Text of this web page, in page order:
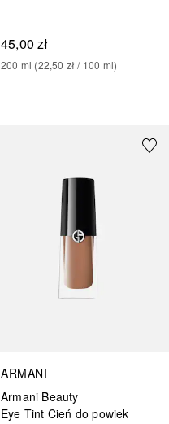
45,00 zł
200 ml (22,50 zł / 100 ml)
ARMANI
Armani Beauty
Eye Tint Cień do powiek